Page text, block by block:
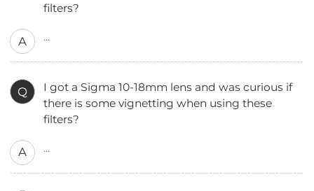
filters?
A ...
Q
I got a Sigma 10-18mm lens and was curious if
there is some vignetting when using these
filters?
A ...